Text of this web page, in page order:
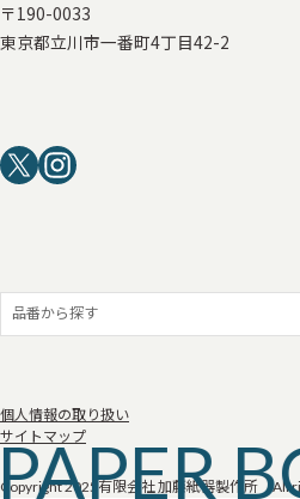
〒190-0033
東京都立川市一番町4丁目42-2
個人情報の取り扱い
サイトマップ
Copyright 2025 有限会社 加藤紙器製作所 All